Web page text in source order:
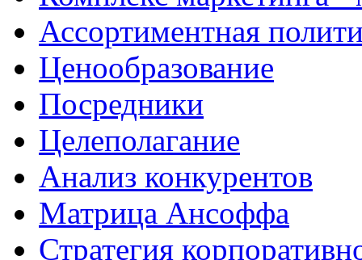
Ассортиментная
Ценообразование
Посредники
Целеполагание
Анализ конкурентов
Матрица Ансоффа
Стратегия